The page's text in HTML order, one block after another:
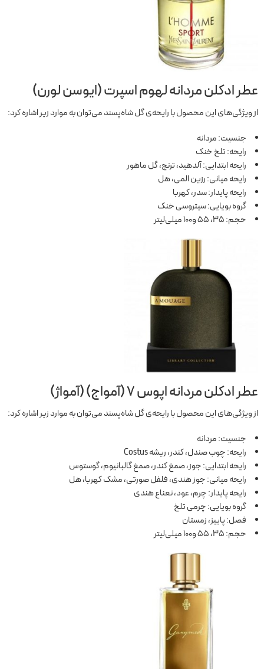
عطر ادکلن مردانه لهوم اسپرت (ایوسن لورن)
از ویژگی‌های این محصول با رایحه‌ی گل شاه‌پسند می‌توان به موارد زیر اشاره کرد:
جنسیت: مردانه
رایحه: تلخ خنک
رایحه ابتدایی: آلدهید، ترنج، گل ماهور
رایحه میانی: رزین المی، هل
رایحه پایدار: سدر، کهربا
گروه بویایی: سیتروسی خنک
حجم: 35، 55 و100 میلی‌لیتر
عطر ادکلن مردانه اپوس 7 (آمواج) (آمواژ)
از ویژگی‌های این محصول با رایحه‌ی گل شاه‌پسند می‌توان به موارد زیر اشاره کرد:
جنسیت: مردانه
رایحه: چوب صندل، کندر، ریشه Costus
رایحه ابتدایی: جوز، صمغ کندر، صمغ گالبانیوم، گوستوس
رایحه میانی: جوز هندی، فلفل صورتی، مشک کهربا، هل
رایحه پایدار: چرم، عود، نعناع هندی
گروه بویایی: چرمی تلخ
فصل: پاییز، زمستان
حجم: 35، 55 و100 میلی‌لیتر